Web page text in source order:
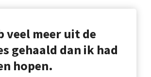
veel meer uit de
gehaald dan ik had
hopen.